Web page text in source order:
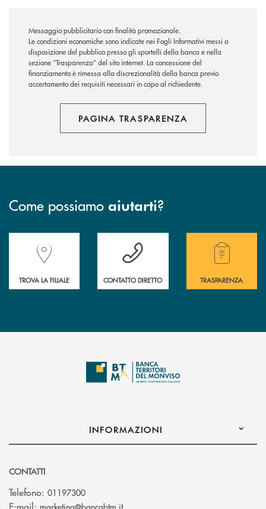
Messaggio pubblicitario con finalità promozionale.
Le condizioni economiche sono indicate nei Fogli Informativi messi a
disposizione del pubblico presso gli sportelli della banca e nella
sezione “Trasparenza” del sito internet.La concessione del
finanziamento è rimessa alla discrezionalità della banca previo
accertamento dei requisiti necessari in capo al richiedente.
PAGINA TRASPARENZA
Come possiamo aiutarti?
Accedi all' elenco completo delle filiali della Banca.
TROVA LA FILIALE
Hai bisogno di assistenza immediata?
CONTATTO DIRETTO
Hai bisogno di
TRASPARENZA
INFORMAZIONI
CONTATTI
Telefono: 01197300
(si apre l’app di posta elettronica)